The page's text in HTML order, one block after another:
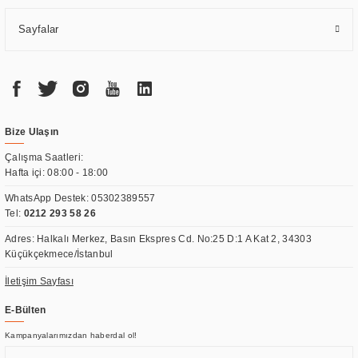
Sayfalar
Bize Ulaşın
Çalışma Saatleri:
Hafta içi: 08:00 - 18:00
WhatsApp Destek:05302389557
Tel: 0212 293 58 26
Adres: Halkalı Merkez, Basın Ekspres Cd. No:25 D:1 A Kat 2, 34303
Küçükçekmece/İstanbul
İletişim Sayfası
E-Bülten
Kampanyalarımızdan haberdal ol!